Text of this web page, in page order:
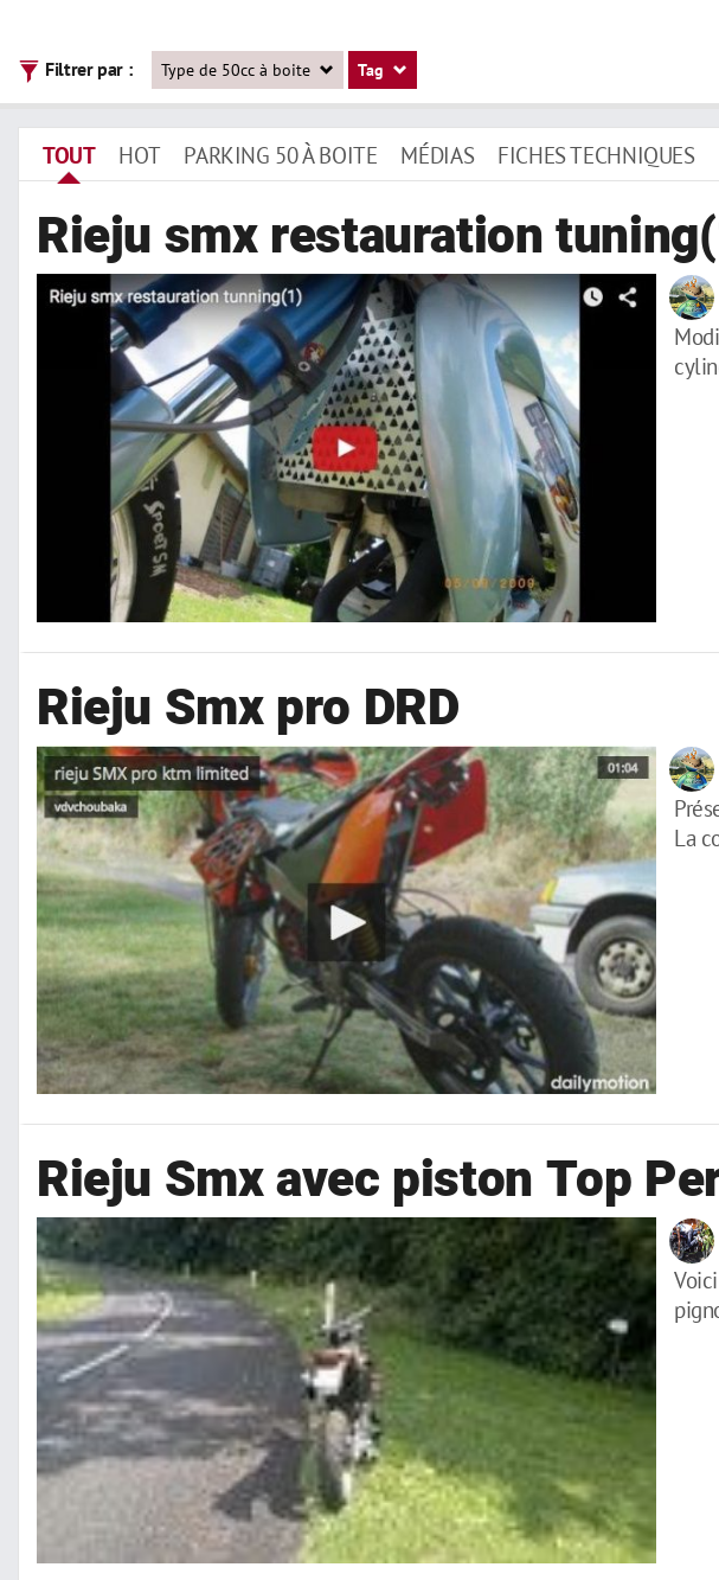
Filtrer par : Type de 50cc à boite Tag
TOUT HOT PARKING 50 À BOITE MÉDIAS FICHES TECHNIQUES
Rieju smx restauration
Rieju Smx pro DRD
La
Rieju Smx avec piston Top